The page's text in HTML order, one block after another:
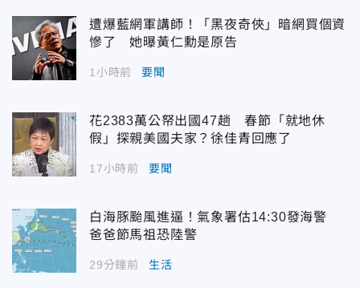
遭爆藍網軍講師！「黑夜奇俠」暗網買個資
慘了 她曝黃仁勳是原告
1小時前 要聞
花2383萬公帑出國47趟 春節「就地休
假」探親美國夫家？徐佳青回應了
17小時前 要聞
白海豚颱風進逼！氣象署估14:30發海警
爸爸節馬祖恐陸警
29分鐘前 生活